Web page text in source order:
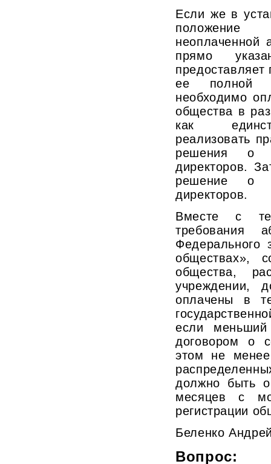
Если же в
положение
неоплаченной
прямо
ее полной
необходимо
общества в
как
реализовать
решения о
директоров.
решение о
директоров.
Вместе с
Федерального
обществах»,
общества,
учреждении,
оплачены в
если
договором о
этом не
должно быть
месяцев с
регистрации
Беленко
Вопрос: